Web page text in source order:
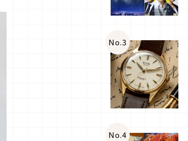
No.3
No.4